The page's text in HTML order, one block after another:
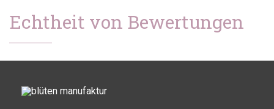
Echtheit von Bewertungen